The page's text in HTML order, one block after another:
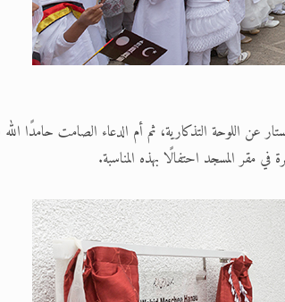
عن اللوحة التذكارية، ثم أم الدعاء الصامت حامدًا
مقر المسجد احتفالًا بهذه المناسبة.